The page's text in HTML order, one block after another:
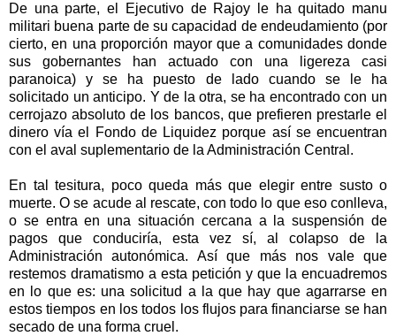
De una parte, el Ejecutivo de Rajoy le ha quitado manu
militari buena parte de su capacidad de endeudamiento (por
cierto, en una proporción mayor que a comunidades donde
sus gobernantes han actuado con una ligereza casi
paranoica) y se ha puesto de lado cuando se le ha
solicitado un anticipo. Y de la otra, se ha encontrado con un
cerrojazo absoluto de los bancos, que prefieren prestarle el
dinero vía el Fondo de Liquidez porque así se encuentran
con el aval suplementario de la Administración Central.
En tal tesitura, poco queda más que elegir entre susto o
muerte. O se acude al rescate, con todo lo que eso conlleva,
o se entra en una situación cercana a la suspensión de
pagos que conduciría, esta vez sí, al colapso de la
Administración autonómica. Así que más nos vale que
restemos dramatismo a esta petición y que la encuadremos
en lo que es: una solicitud a la que hay que agarrarse en
estos tiempos en los todos los flujos para financiarse se han
secado de una forma cruel.